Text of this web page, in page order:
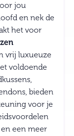
jou
en nek de
het voor
vrij luxueuze
voldoende
bieden
voor je
een meer